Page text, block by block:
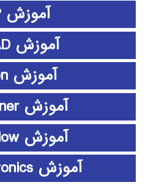
آموزش PHP
آموزش PSCAD
آموزش python
آموزش rapidminer
آموزش ShowFlow
آموزش SimElectronics